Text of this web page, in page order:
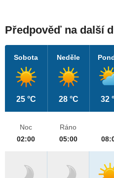
Předpověď na další
Sobota
25 °C
Neděle
28 °C 32
Noc
02:00
Ráno
05:00